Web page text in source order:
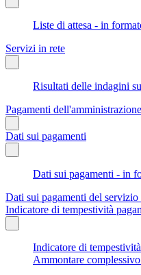
Liste di attesa - in
Servizi in rete
Risultati delle indagini
Pagamenti dell'amministrazione
Dati sui pagamenti
Dati sui pagamenti - in
Dati sui pagamenti del
Indicatore di tempestività
Indicatore di
Ammontare